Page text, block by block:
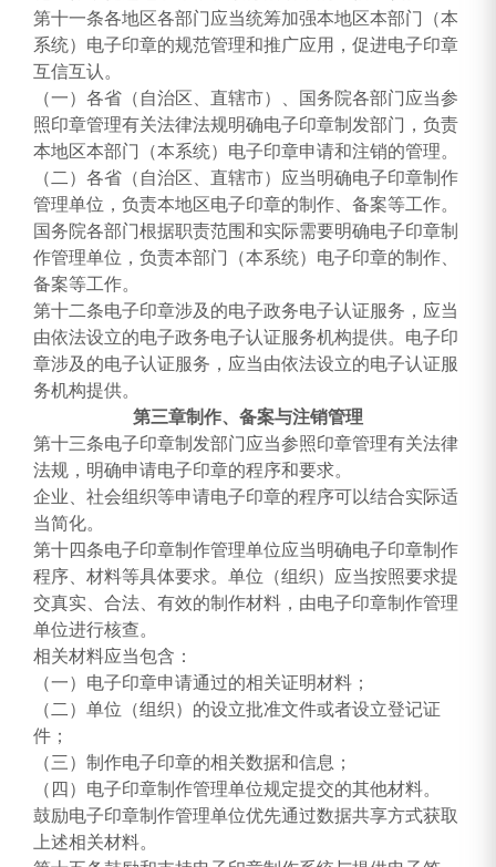
第十一条各地区各部门应当统筹加强本地区本部门（本
系统）电子印章的规范管理和推广应用，促进电子印章
互信互认。
（一）各省（自治区、直辖市）、国务院各部门应当参
照印章管理有关法律法规明确电子印章制发部门，负责
本地区本部门（本系统）电子印章申请和注销的管理。
（二）各省（自治区、直辖市）应当明确电子印章制作
管理单位，负责本地区电子印章的制作、备案等工作。
国务院各部门根据职责范围和实际需要明确电子印章制
作管理单位，负责本部门（本系统）电子印章的制作、
备案等工作。
第十二条电子印章涉及的电子政务电子认证服务，应当
由依法设立的电子政务电子认证服务机构提供。电子印
章涉及的电子认证服务，应当由依法设立的电子认证服
务机构提供。
第三章制作、备案与注销管理
第十三条电子印章制发部门应当参照印章管理有关法律
法规，明确申请电子印章的程序和要求。
企业、社会组织等申请电子印章的程序可以结合实际适
当简化。
第十四条电子印章制作管理单位应当明确电子印章制作
程序、材料等具体要求。单位（组织）应当按照要求提
交真实、合法、有效的制作材料，由电子印章制作管理
单位进行核查。
相关材料应当包含：
（一）电子印章申请通过的相关证明材料；
（二）单位（组织）的设立批准文件或者设立登记证
件；
（三）制作电子印章的相关数据和信息；
（四）电子印章制作管理单位规定提交的其他材料。
鼓励电子印章制作管理单位优先通过数据共享方式获取
上述相关材料。